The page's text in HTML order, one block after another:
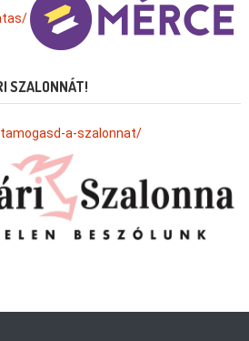
SZALONNÁT!
a-szalonnat/